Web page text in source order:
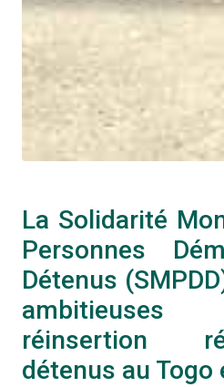
La Solidarité
Personnes
Détenus
réinsertion
détenus au Togo